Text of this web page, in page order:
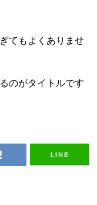
てもよくありませ
のがタイトルです
LINE